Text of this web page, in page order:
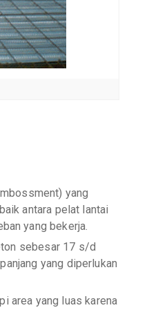
yang
antara pelat lantai
yang bekerja.
sebesar 17 s/d
yang diperlukan
area yang luas karena